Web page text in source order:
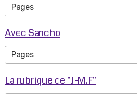
Avec Sancho
La rubrique de "J-M.F"